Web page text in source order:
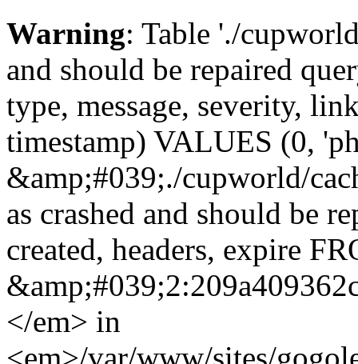
Warning: Table './
and should be repaired
type, message, severity,
timestamp) VALUES (0,
&amp;#039;./cupworld/
as crashed and should be
created, headers, expire
</em> in